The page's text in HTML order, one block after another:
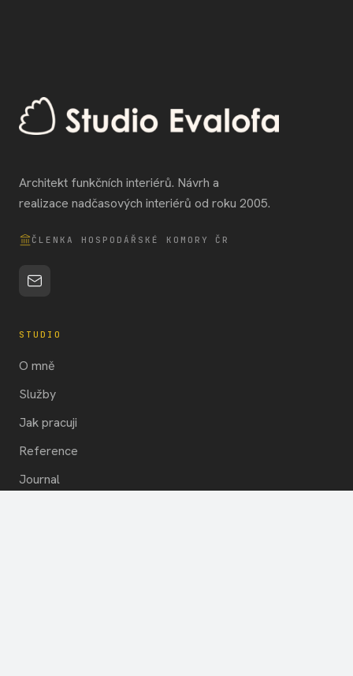
Architekt funkčních interiérů. Návrh a
realizace nadčasových interiérů od roku 2005.
ČLENKA HOSPODÁŘSKÉ KOMORY ČR
STUDIO
O mně
Služby
Jak pracuji
Reference
Journal